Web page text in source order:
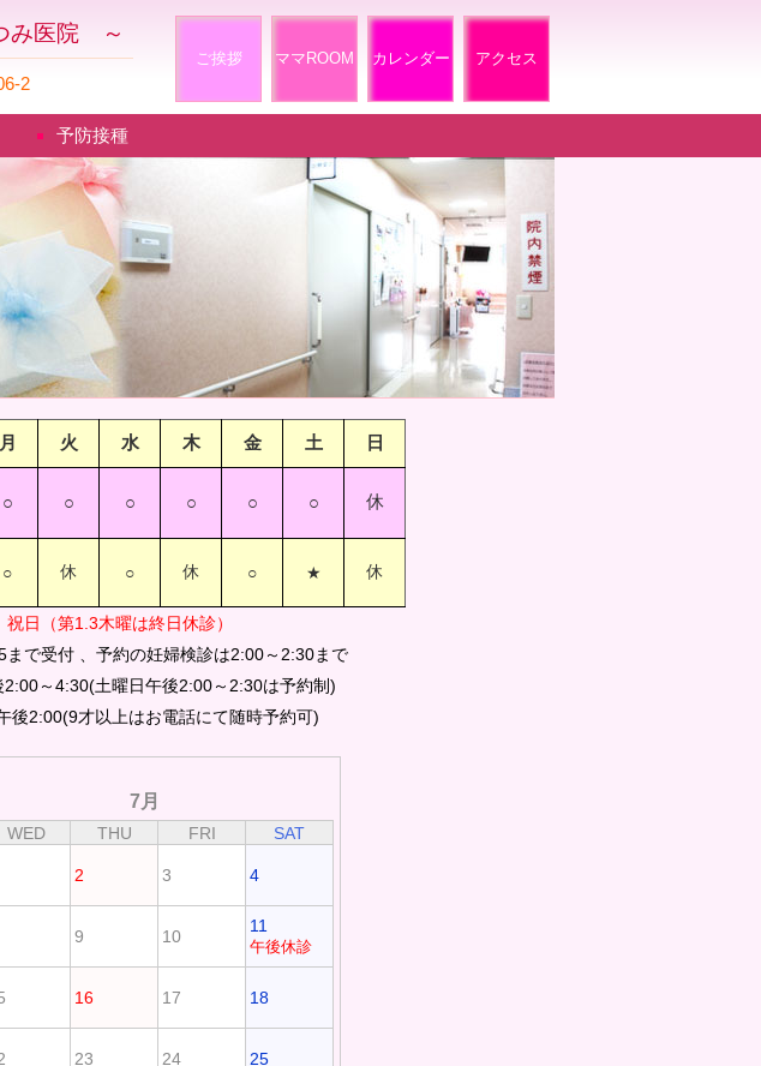
み医院 ～
2
ご挨拶 ママROOM カレンダー アクセス
予防接種
月 火 水 木 金 土 日
○ ○ ○ ○ ○ ○ 休
○ 休 ○ 休 ○ ★ 休
日（第1.3木曜は終日休診）
で受付 、予約の妊婦検診は2:00～2:30まで
～4:30(土曜日午後2:00～2:30は予約制)
後2:00(9才以上はお電話にて随時予約可)
7月
WED THU FRI SAT
2 3 4
9 10
11
午後休診
16 17 18
23 24 25